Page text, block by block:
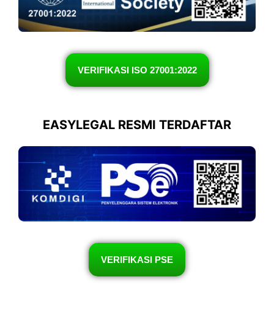
VERIFIKASI ISO 27001:2022
EASYLEGAL RESMI TERDAFTAR
VERIFIKASI PSE